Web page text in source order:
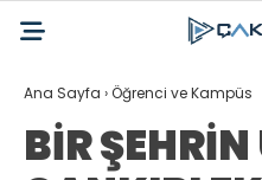
Ana Sayfa ›Öğrenci ve Kampüs
BİR